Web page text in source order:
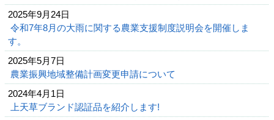
2025年9月24日
令和7年8月の大雨に関する農業支援制度説明会を開催しま
す。
2025年5月7日
農業振興地域整備計画変更申請について
2024年4月1日
上天草ブランド認証品を紹介します!